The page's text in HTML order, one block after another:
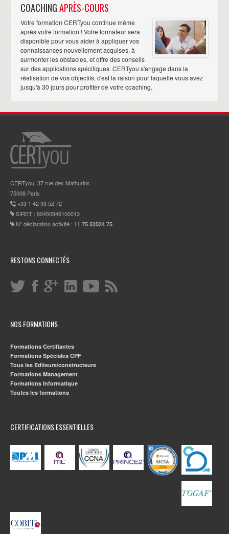
COACHINGAPRÈS-COURS
Votre formation CERTyou continue même
après votre formation ! Votre formateur sera
disponible pour vous aider à appliquer vos
connaissances nouvellement acquises, à
surmonter les obstacles, et offre des conseils
sur des applications spécifiques. CERTyou s'engage dans la
réalisation de vos objectifs, c'est la raison pour laquelle vous avez
jusqu'à 30 jours pour profiter de votre coaching.
CERTyou, 37 rue des Mathurins
75008 Paris
+33 1 42 93 52 72
SIRET : 80450946100013
N° déclaration activité : 11 75 52524 75
RESTONS CONNECTÉS
NOS FORMATIONS
Formations Certifiantes
Formations Spéciales CPF
Tous les Editeurs/constructeurs
Formations Management
Formations Informatique
Toutes les formations
CERTIFICATIONS ESSENTIELLES